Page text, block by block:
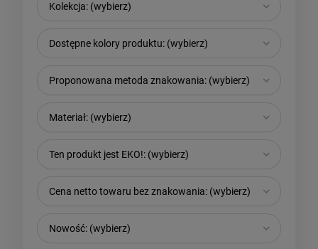
Kolekcja: (wybierz)
Dostępne kolory produktu: (wybierz)
Proponowana metoda znakowania: (wybierz)
Materiał: (wybierz)
Ten produkt jest EKO!: (wybierz)
Cena netto towaru bez znakowania: (wybierz)
Nowość: (wybierz)